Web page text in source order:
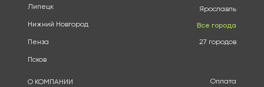
Липецк
Нижний Новгород
Пенза
Псков
Ярославль
Все города
27 городов
О КОМПАНИИ Оплата